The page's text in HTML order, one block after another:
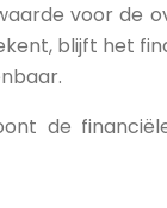
voor de
blijft het
de